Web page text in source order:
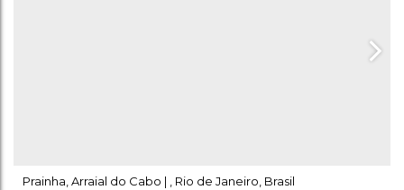
Prainha Arraial do Cabo Rio de Janeiro Brasil